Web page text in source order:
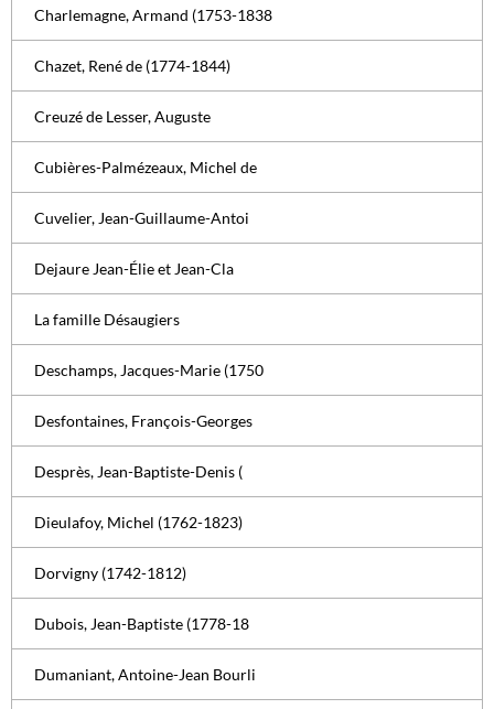
Charlemagne, Armand (1753-1838
Chazet, René de (1774-1844)
Creuzé de Lesser, Auguste
Cubières-Palmézeaux, Michel de
Cuvelier, Jean-Guillaume-Antoi
Dejaure Jean-Élie et Jean-Cla
La famille Désaugiers
Deschamps, Jacques-Marie (1750
Desfontaines, François-Georges
Desprès, Jean-Baptiste-Denis (
Dieulafoy, Michel (1762-1823)
Dorvigny (1742-1812)
Dubois, Jean-Baptiste (1778-18
Dumaniant, Antoine-Jean Bourli